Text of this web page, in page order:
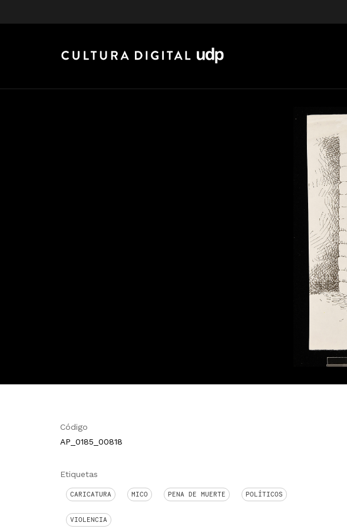
Código
AP_0185_00818
Etiquetas
CARICATURA MICO PENA DE MUERTE POLÍTICOS
VIOLENCIA